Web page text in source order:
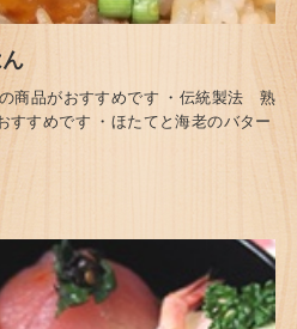
商品がおすすめです ・伝統製法 熟
すめです ・ほたてと海老のバター